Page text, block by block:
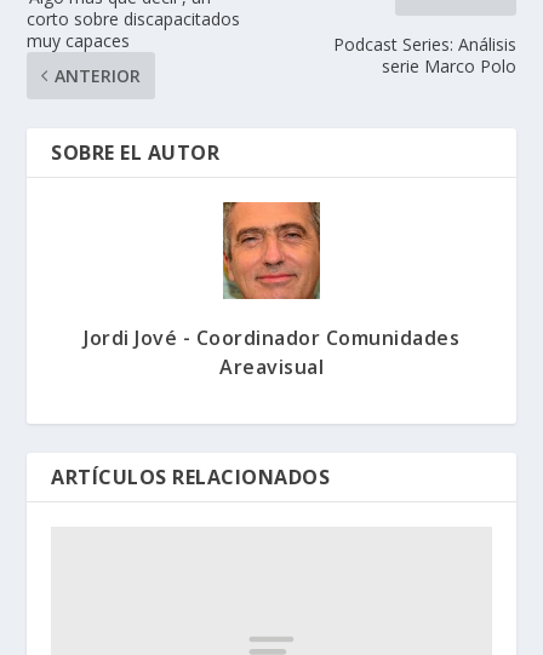
corto sobre discapacitados
muy capaces
ANTERIOR
Podcast Series: Análisis
serie Marco Polo
SOBRE EL AUTOR
Jordi Jové - Coordinador Comunidades
Areavisual
ARTÍCULOS RELACIONADOS